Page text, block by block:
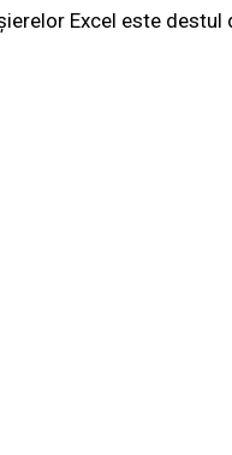
Excel este destul